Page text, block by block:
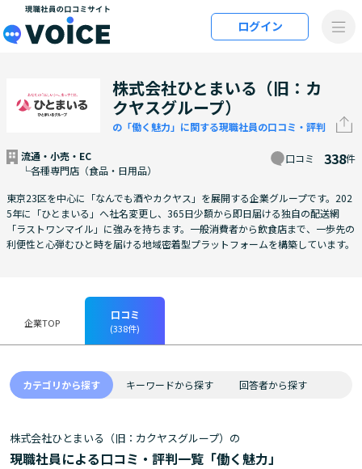
メインコンテンツにスキップ
ログイン
株式会社ひとまいる（旧：カ
クヤスグループ）
の「働く魅力」に関する現職社員の口コミ・評判
流通・小売・EC
└各種専門店（食品・日用品）
口コミ 338件
東京23区を中心に「なんでも酒やカクヤス」を展開する企業グループです。202
5年に「ひとまいる」へ社名変更し、365日少額から即日届ける独自の配送網
「ラストワンマイル」に強みを持ちます。一般消費者から飲食店まで、一歩先の
利便性と心弾むひと時を届ける地域密着型プラットフォームを構築しています。
企業TOP
口コミ
(338件)
カテゴリから探す キーワードから探す 回答者から探す
株式会社ひとまいる（旧：カクヤスグループ）の
現職社員による口コミ・評判一覧「働く魅力」